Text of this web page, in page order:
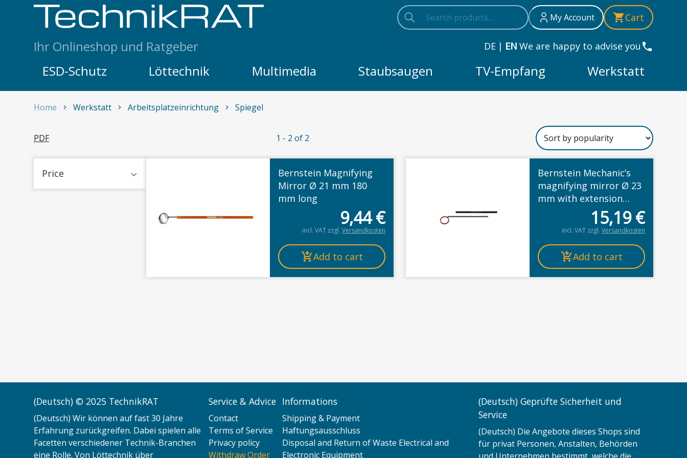
Skip to content
Search
Search
Search
My Account Cart
Ihr Onlineshop und Ratgeber DE | EN We are happy to advise you
ESD-Schutz Löttechnik Multimedia Staubsaugen TV-Empfang Werkstatt
Home Werkstatt Arbeitsplatzeinrichtung Spiegel
PDF 1 - 2 of 2
Price
Bernstein Magnifying
Mirror Ø 21 mm 180
mm long
9,44€
incl. VAT zzgl. Versandkosten
Add to cart
Bernstein Mechanic’s
magnifying mirror Ø 23
mm with extension
15,19€
incl. VAT zzgl. Versandkosten
Add to cart
(Deutsch) © 2025 TechnikRAT
(Deutsch) Wir können auf fast 30 Jahre
Erfahrung zurückgreifen. Dabei spielen alle
Facetten verschiedener Technik-Branchen
eine Rolle. Von Löttechnik über
Service & Advice
Contact
Terms of Service
Privacy policy
Withdraw Order
Informations
Shipping & Payment
Haftungsausschluss
Disposal and Return of Waste Electrical and
Electronic Equipment
(Deutsch) Geprüfte Sicherheit und
Service
(Deutsch) Die Angebote dieses Shops sind
für privat Personen, Anstalten, Behörden